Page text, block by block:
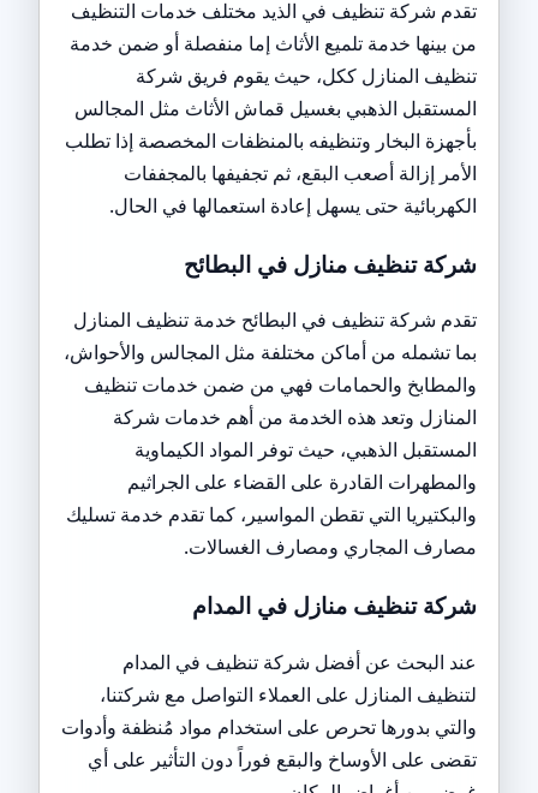
تقدم شركة تنظيف في الذيد مختلف خدمات التنظيف
من بينها خدمة تلميع الأثاث إما منفصلة أو ضمن خدمة
تنظيف المنازل ككل، حيث يقوم فريق شركة
المستقبل الذهبي بغسيل قماش الأثاث مثل المجالس
بأجهزة البخار وتنظيفه بالمنظفات المخصصة إذا تطلب
الأمر إزالة أصعب البقع، ثم تجفيفها بالمجففات
الكهربائية حتى يسهل إعادة استعمالها في الحال.
شركة تنظيف منازل في البطائح
تقدم شركة تنظيف في البطائح خدمة تنظيف المنازل
بما تشمله من أماكن مختلفة مثل المجالس والأحواش،
والمطابخ والحمامات فهي من ضمن خدمات تنظيف
المنازل وتعد هذه الخدمة من أهم خدمات شركة
المستقبل الذهبي، حيث توفر المواد الكيماوية
والمطهرات القادرة على القضاء على الجراثيم
والبكتيريا التي تقطن المواسير، كما تقدم خدمة تسليك
مصارف المجاري ومصارف الغسالات.
شركة تنظيف منازل في المدام
عند البحث عن أفضل شركة تنظيف في المدام
لتنظيف المنازل على العملاء التواصل مع شركتنا،
والتي بدورها تحرص على استخدام مواد مُنظفة وأدوات
تقضى على الأوساخ والبقع فوراً دون التأثير على أي